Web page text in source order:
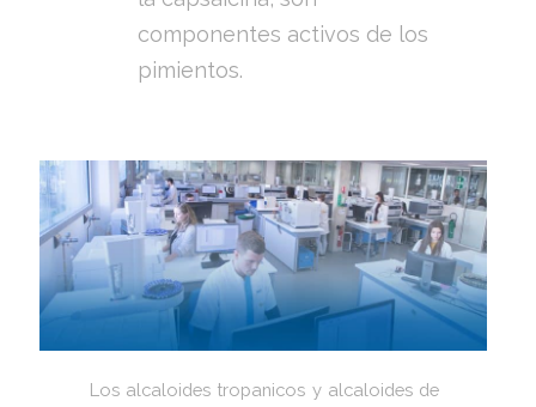
componentes activos de los
pimientos.
Los alcaloides tropanicos y alcaloides de